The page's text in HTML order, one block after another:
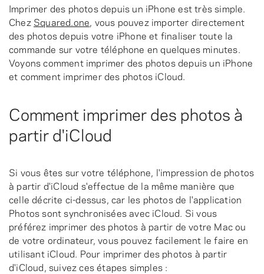
Imprimer des photos depuis un iPhone est très simple.
Chez Squared.one , vous pouvez importer directement
des photos depuis votre iPhone et finaliser toute la
commande sur votre téléphone en quelques minutes.
Voyons comment imprimer des photos depuis un iPhone
et comment imprimer des photos iCloud.
Comment imprimer des photos à
partir d'iCloud
Si vous êtes sur votre téléphone, l'impression de photos
à partir d'iCloud s'effectue de la même manière que
celle décrite ci-dessus, car les photos de l'application
Photos sont synchronisées avec iCloud. Si vous
préférez imprimer des photos à partir de votre Mac ou
de votre ordinateur, vous pouvez facilement le faire en
utilisant iCloud. Pour imprimer des photos à partir
d'iCloud, suivez ces étapes simples :